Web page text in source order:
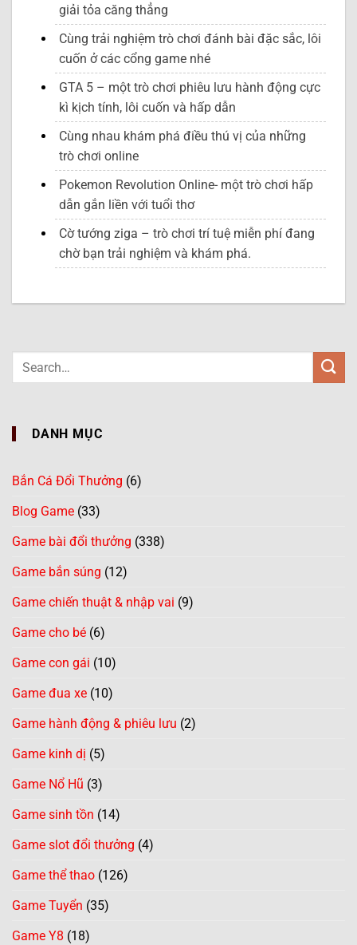
giải tỏa căng thẳng
Cùng trải nghiệm trò chơi đánh bài đặc sắc, lôi
cuốn ở các cổng game nhé
GTA 5 – một trò chơi phiêu lưu hành động cực
kì kịch tính, lôi cuốn và hấp dẫn
Cùng nhau khám phá điều thú vị của những
trò chơi online
Pokemon Revolution Online- một trò chơi hấp
dẫn gắn liền với tuổi thơ
Cờ tướng ziga – trò chơi trí tuệ miễn phí đang
chờ bạn trải nghiệm và khám phá.
DANH MỤC
Bắn Cá Đổi Thưởng (6)
Blog Game (33)
Game bài đổi thưởng (338)
Game bắn súng (12)
Game chiến thuật & nhập vai (9)
Game cho bé (6)
Game con gái (10)
Game đua xe (10)
Game hành động & phiêu lưu (2)
Game kinh dị (5)
Game Nổ Hũ (3)
Game sinh tồn (14)
Game slot đổi thưởng (4)
Game thể thao (126)
Game Tuyển (35)
Game Y8 (18)